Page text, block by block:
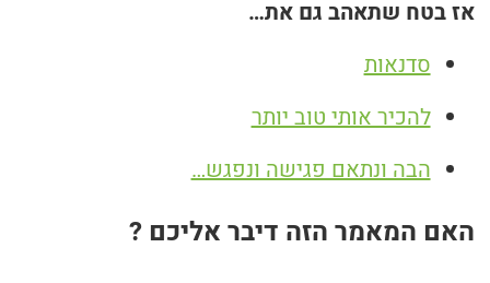
אז בטח שתאהב גם את…
סדנאות
להכיר אותי טוב יותר
הבה ונתאם פגישה ונפגש…
האם המאמר הזה דיבר אליכם ?